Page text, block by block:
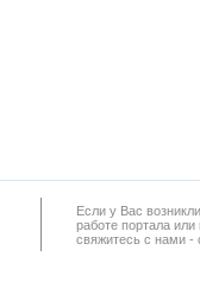
Если у Вас
работe портала
свяжитесь с нами -